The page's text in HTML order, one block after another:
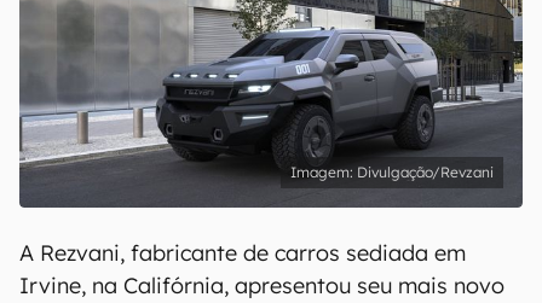
Divulgação/Revzani
A Rezvani, fabricante de carros sediada em
Irvine, na Califórnia, apresentou seu mais novo